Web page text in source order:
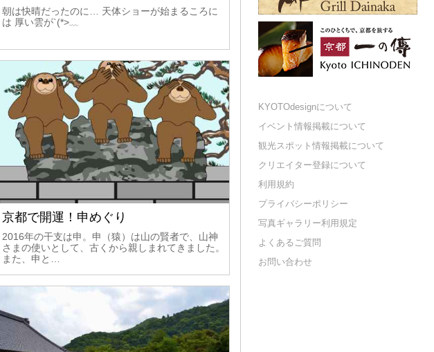
朝は快晴だったのに… 天体ショーが始まるころに
は 厚い雲が`(*>﹏
京都で開運！申めぐり
2016年の干支は申。申（猿）は山の賢者で、山神
さまの使いとして、古くから親しまれてきました。
また、申と…
KYOTOdesignについて
イベント情報掲載について
観光スポット情報掲載について
クリエイター登録について
利用規約
プライバシーポリシー
写真ギャラリー利用規定
よくあるご質問
お問い合わせ